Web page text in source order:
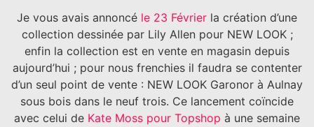
Je vous avais annoncé le 23 Février la création d’une
collection dessinée par Lily Allen pour NEW LOOK ;
enfin la collection est en vente en magasin depuis
aujourd’hui ; pour nous frenchies il faudra se contenter
d’un seul point de vente : NEW LOOK Garonor à Aulnay
sous bois dans le neuf trois. Ce lancement coïncide
avec celui de Kate Moss pour Topshop à une semaine